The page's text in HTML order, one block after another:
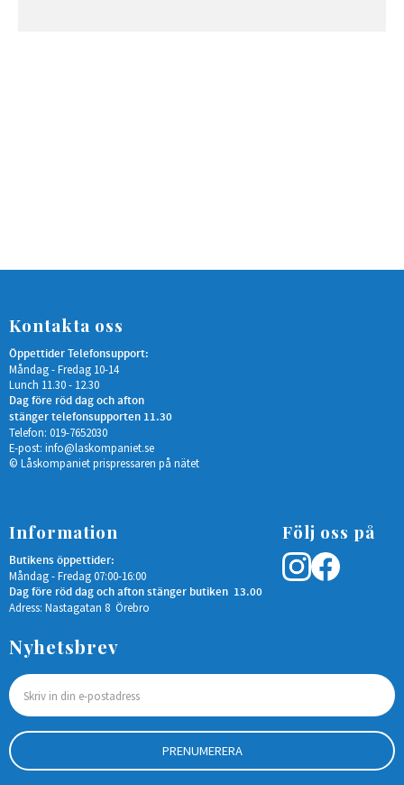
Kontakta oss
Öppettider Telefonsupport:
Måndag - Fredag 10-14
Lunch 11.30 - 12.30
Dag före röd dag och afton
stänger telefonsupporten 11.30
Telefon: 019-7652030
E-post: info@laskompaniet.se
© Låskompaniet prispressaren på nätet
Information
Butikens öppettider:
Måndag - Fredag 07:00-16:00
Dag före röd dag och afton stänger butiken 13.00
Adress: Nastagatan 8 Örebro
Följ oss på
Nyhetsbrev
PRENUMERERA